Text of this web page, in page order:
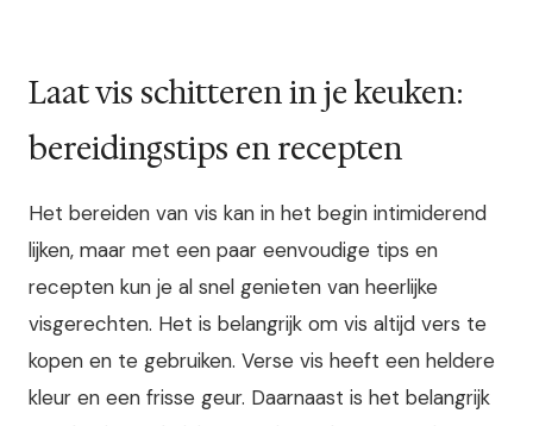
Laat vis schitteren in je keuken:
bereidingstips en recepten
Het bereiden van vis kan in het begin intimiderend
lijken, maar met een paar eenvoudige tips en
recepten kun je al snel genieten van heerlijke
visgerechten. Het is belangrijk om vis altijd vers te
kopen en te gebruiken. Verse vis heeft een heldere
kleur en een frisse geur. Daarnaast is het belangrijk